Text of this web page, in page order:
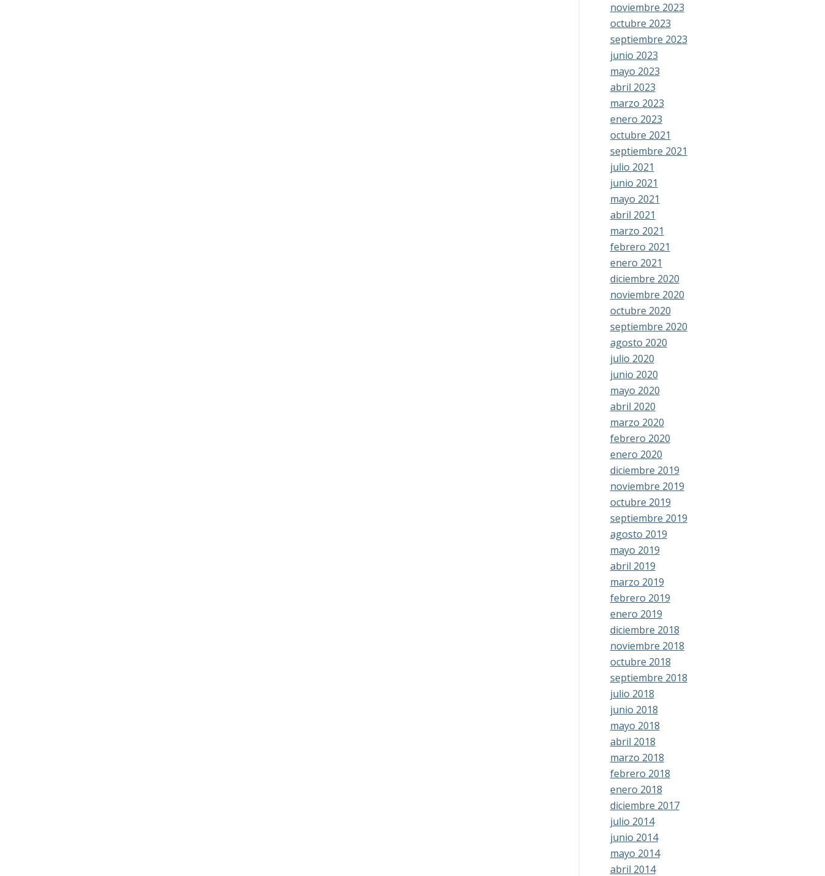
noviembre 2023
octubre 2023
septiembre 2023
junio 2023
mayo 2023
abril 2023
marzo 2023
enero 2023
octubre 2021
septiembre 2021
julio 2021
junio 2021
mayo 2021
abril 2021
marzo 2021
febrero 2021
enero 2021
diciembre 2020
noviembre 2020
octubre 2020
septiembre 2020
agosto 2020
julio 2020
junio 2020
mayo 2020
abril 2020
marzo 2020
febrero 2020
enero 2020
diciembre 2019
noviembre 2019
octubre 2019
septiembre 2019
agosto 2019
mayo 2019
abril 2019
marzo 2019
febrero 2019
enero 2019
diciembre 2018
noviembre 2018
octubre 2018
septiembre 2018
julio 2018
junio 2018
mayo 2018
abril 2018
marzo 2018
febrero 2018
enero 2018
diciembre 2017
julio 2014
junio 2014
mayo 2014
abril 2014